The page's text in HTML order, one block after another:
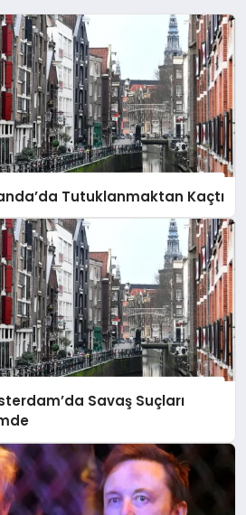
Tutuklanmaktan Kaçtı
Savaş Suçları